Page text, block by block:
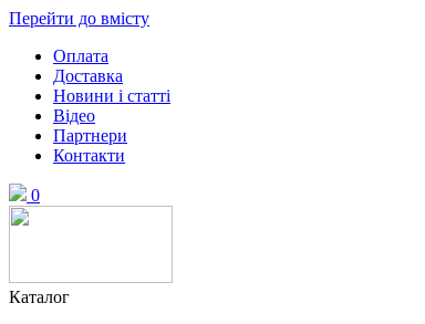
Перейти до вмісту
Оплата
Доставка
Новини і статті
Відео
Партнери
Контакти
0
Каталог